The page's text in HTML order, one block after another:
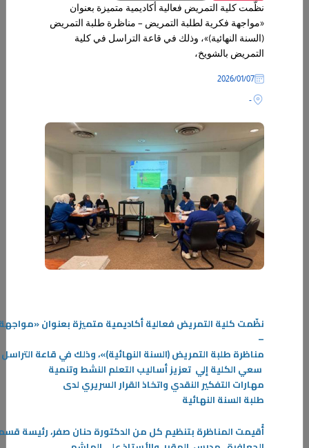
كلمات عبر عنها الخريجون بمناسبة التفوق
بعد جدٍ واجتهاد ومثابرة وتفوق كانت حصيلتها التخرج وبامتياز لطلبة وطالبات
الهيئة العامة للتعليم التطبيقي والتدريب الذين حصدوا ثمار جهودهم المبذولة
نظّمت كلية التمريض فعالية أكاديمية متميزة بعنوان
«مواجهة فكرية لطلبة التمريض – مناظرة طلبة التمريض
(السنة النهائية)»، وذلك في قاعة التراسل في كلية
التمريض بالشويخ،
07‏/01‏/2026
-
نظّمت كلية التمريض فعاليةأكاديمية متميزة بعنوان«
–
مناظرة طلبة التمريض(السنة النهائية)»،وذلك في قاعة التراسل
سعي الكليةإلي تعزيز أساليب التعلم النشط وتنمية
مهارات التفكير النقدي واتخاذ القرار السريري لدى
طلبة السنة النهائية
أُقيمت المناظرة بتنظيم كل من الدكتورة حنان صفر،رئيسة